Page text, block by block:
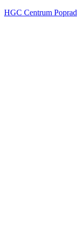
HGC Centrum Poprad